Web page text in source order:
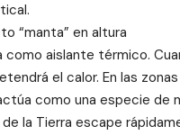
“manta” en altura
como aislante térmico.
el calor. En las zonas
como una especie de
la Tierra escape